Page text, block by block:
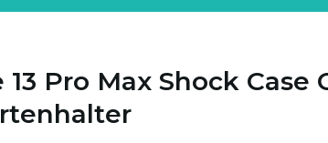
Pro Max Shock Case